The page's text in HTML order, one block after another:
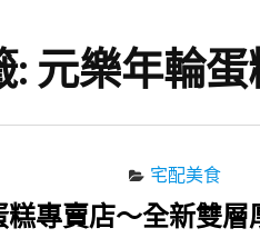
: 元樂年輪
宅配美食
糕專賣店～全新雙